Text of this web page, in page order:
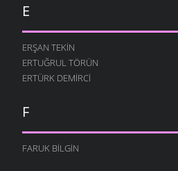
E
ERŞAN TEKIN
ERTUĞRUL TÖRÜN
ERTÜRK DEMIRCI
F
FARUK BILGIN